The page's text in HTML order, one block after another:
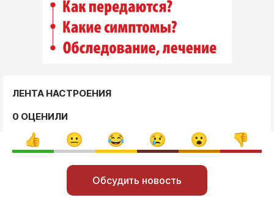
ЛЕНТА НАСТРОЕНИЯ
0 ОЦЕНИЛИ
Обсудить новость